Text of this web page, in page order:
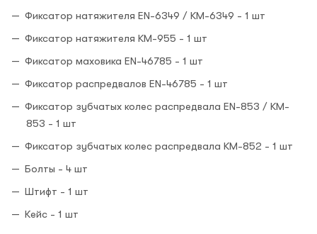
Фиксатор натяжителя EN-6349 / KM-6349 - 1 шт
Фиксатор натяжителя KM-955 - 1 шт
Фиксатор маховика EN-46785 - 1 шт
Фиксатор распредвалов EN-46785 - 1 шт
Фиксатор зубчатых колес распредвала EN-853 / KM-
853 - 1 шт
Фиксатор зубчатых колес распредвала KM-852 - 1 шт
Болты - 4 шт
Штифт - 1 шт
Кейс - 1 шт